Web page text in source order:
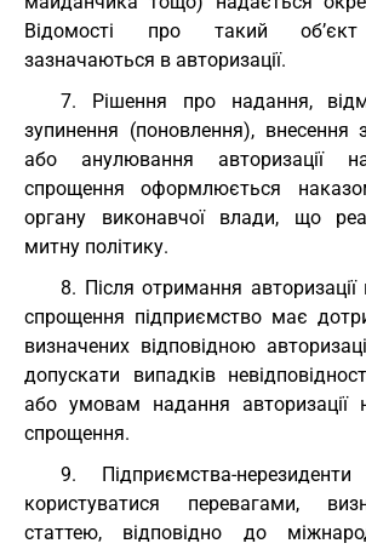
Відомості про такий об’єкт
зазначаються в авторизації.
7. Рішення про надання,
зупинення (поновлення), внесення
або анулювання авторизації
спрощення оформлюється
органу виконавчої влади, що
митну політику.
8. Після отримання авторизації
спрощення підприємство має
визначених відповідною
допускати випадків
або умовам надання авторизації
спрощення.
9. Підприємства-
користуватися перевагами,
статтею, відповідно до